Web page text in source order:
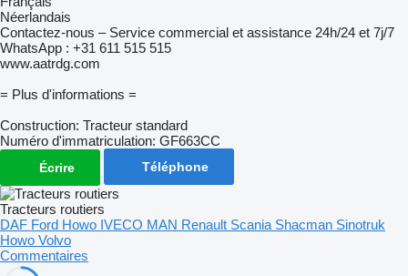
Néerlandais
Contactez-nous – Service commercial et assistance 24h/24 et 7j/7
WhatsApp : +31 611 515 515
www.aatrdg.com
= Plus d'informations =
Construction: Tracteur standard
Numéro d'immatriculation: GF663CC
Écrire Téléphone
Tracteurs routiers
DAF Ford Howo IVECO MAN Renault Scania Shacman Sinotruk
Howo Volvo
Commentaires